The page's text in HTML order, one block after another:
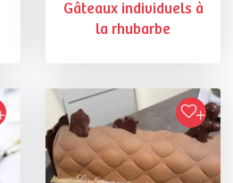
Gâteaux individuels à
la rhubarbe